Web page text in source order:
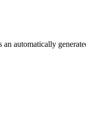
an automatically